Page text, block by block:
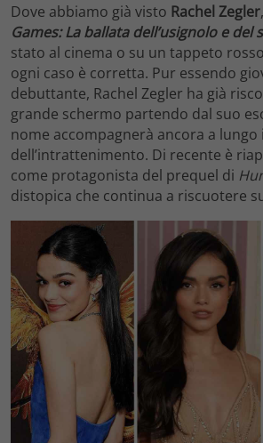
Dove abbiamo già visto Rachel Zegler
Games: La ballata dell’usignolo e del
stato al cinema o su un tappeto
ogni caso è corretta. Pur essendo
debuttante, Rachel Zegler ha già
grande schermo partendo dal suo
nome accompagnerà ancora a lungo
dell’intrattenimento. Di recente è
come protagonista del prequel di
distopica che continua a riscuotere